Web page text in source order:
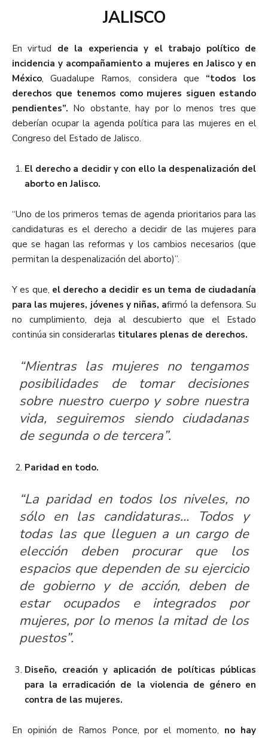
JALISCO
En virtud de la experiencia y el trabajo político de
incidencia y acompañamiento a mujeres en Jalisco y en
México, Guadalupe Ramos, considera que “todos los
derechos que tenemos como mujeres siguen estando
pendientes”. No obstante, hay por lo menos tres que
deberían ocupar la agenda política para las mujeres en el
Congreso del Estado de Jalisco.
El derecho a decidir y con ello la despenalización del
aborto en Jalisco.
“Uno de los primeros temas de agenda prioritarios para las
candidaturas es el derecho a decidir de las mujeres para
que se hagan las reformas y los cambios necesarios (que
permitan la despenalización del aborto)”.
Y es que, el derecho a decidir es un tema de ciudadanía
para las mujeres, jóvenes y niñas, afirmó la defensora. Su
no cumplimiento, deja al descubierto que el Estado
continúa sin considerarlas titulares plenas de derechos.
“Mientras las mujeres no tengamos
posibilidades de tomar decisiones
sobre nuestro cuerpo y sobre nuestra
vida, seguiremos siendo ciudadanas
de segunda o de tercera”.
Paridad en todo.
“La paridad en todos los niveles, no
sólo en las candidaturas… Todos y
todas las que lleguen a un cargo de
elección deben procurar que los
espacios que dependen de su ejercicio
de gobierno y de acción, deben de
estar ocupados e integrados por
mujeres, por lo menos la mitad de los
puestos”.
Diseño, creación y aplicación de políticas públicas
para la erradicación de la violencia de género en
contra de las mujeres.
En opinión de Ramos Ponce, por el momento, no hay